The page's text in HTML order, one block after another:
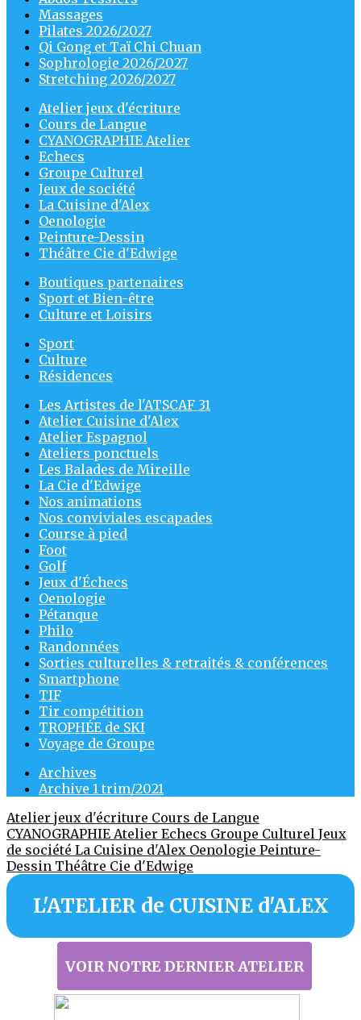
Massages
Pilates 2026/2027
Qi Gong et Taï Chi Chuan
Sophrologie 2026/2027
Stretching 2026/2027
Atelier jeux d'écriture
Cours de Langue
CYANOGRAPHIE Atelier
Echecs
Groupe Culturel
Jeux de société
La Cuisine d'Alex
Oenologie
Peinture-Dessin
Théâtre Cie d'Edwige
Boutiques partenaires
Sport et Bien-être
Culture et Loisirs
Sport
Culture
Résidences
Les Artistes de l'ATSCAF 31
Atelier Cuisine d'Alex
Atelier Espagnol
Ateliers ponctuels
Les Balades de Mireille
La Cie d'Edwige
Nos animations
Nos conviviales escapades
Course à pied
Foot
Golf
Jeux d'Échecs
Oenologie
Pétanque
Philo
Randonnées
Sorties culturelles & retraités & conférences
Smartphone
TIF
Tir compétition
TROPHÉE de SKI
Voyage de Groupe
Archives
Archive 1 trim/2021
Atelier jeux d'écriture Cours de Langue
CYANOGRAPHIE Atelier Echecs Groupe Culturel Jeux
de société La Cuisine d'Alex Oenologie Peinture-
Dessin Théâtre Cie d'Edwige
L'ATELIER de CUISINE d'ALEX
VOIR NOTRE DERNIER ATELIER